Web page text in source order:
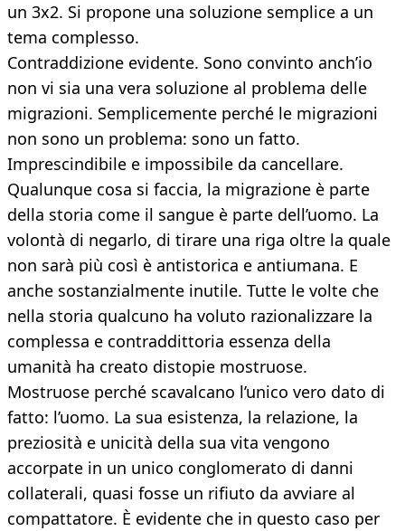
un 3x2. Si propone una soluzione semplice a un
tema complesso.
Contraddizione evidente. Sono convinto anch’io
non vi sia una vera soluzione al problema delle
migrazioni. Semplicemente perché le migrazioni
non sono un problema: sono un fatto.
Imprescindibile e impossibile da cancellare.
Qualunque cosa si faccia, la migrazione è parte
della storia come il sangue è parte dell’uomo. La
volontà di negarlo, di tirare una riga oltre la quale
non sarà più così è antistorica e antiumana. E
anche sostanzialmente inutile. Tutte le volte che
nella storia qualcuno ha voluto razionalizzare la
complessa e contraddittoria essenza della
umanità ha creato distopie mostruose.
Mostruose perché scavalcano l’unico vero dato di
fatto: l’uomo. La sua esistenza, la relazione, la
preziosità e unicità della sua vita vengono
accorpate in un unico conglomerato di danni
collaterali, quasi fosse un rifiuto da avviare al
compattatore. È evidente che in questo caso per